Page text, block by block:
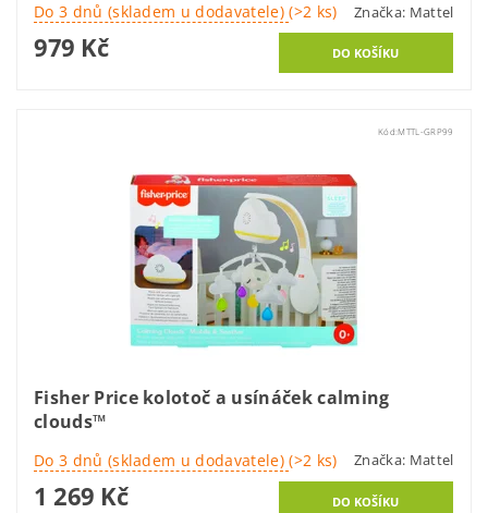
Do 3 dnů (skladem u dodavatele)(>2 ks) Značka: Mattel
979 Kč
Kód:MTTL-GRP99
Fisher Price kolotoč a usínáček calming
clouds™
Do 3 dnů (skladem u dodavatele)(>2 ks) Značka: Mattel
1 269 Kč